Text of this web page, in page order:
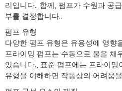
리입니다.. 함께, 펌프가 수원과 공
부를 결정합니다..
펌프 유형
다양한 펌프 유형은 유용성에 영향
프라이밍 펌프는 수동으로 물을 채
있습니다., 표준 펌프에는 프라이밍
유형을 이해하면 작동상의 어려움